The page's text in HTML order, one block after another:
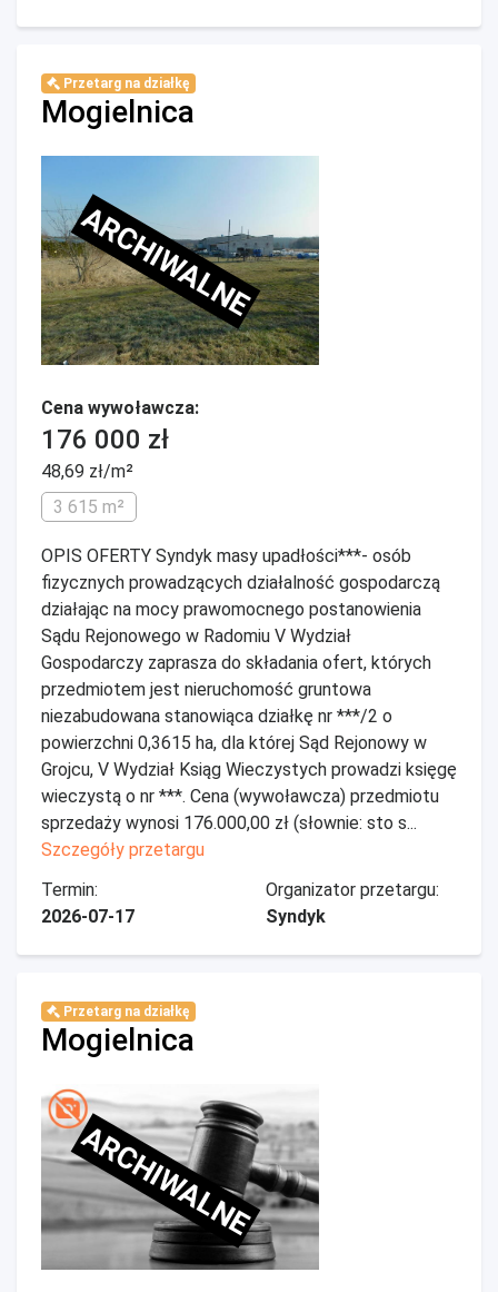
Przetarg na działkę
Mogielnica
ARCHIWALNE
Cena wywoławcza:
176 000 zł
48,69 zł/m²
3 615 m²
OPIS OFERTY Syndyk masy upadłości***- osób
fizycznych prowadzących działalność gospodarczą
działając na mocy prawomocnego postanowienia
Sądu Rejonowego w Radomiu V Wydział
Gospodarczy zaprasza do składania ofert, których
przedmiotem jest nieruchomość gruntowa
niezabudowana stanowiąca działkę nr ***/2 o
powierzchni 0,3615 ha, dla której Sąd Rejonowy w
Grojcu, V Wydział Ksiąg Wieczystych prowadzi księgę
wieczystą o nr ***. Cena (wywoławcza) przedmiotu
sprzedaży wynosi 176.000,00 zł (słownie: sto s...
Szczegóły przetargu
Termin:
2026-07-17
Organizator przetargu:
Syndyk
Przetarg na działkę
Mogielnica
ARCHIWALNE